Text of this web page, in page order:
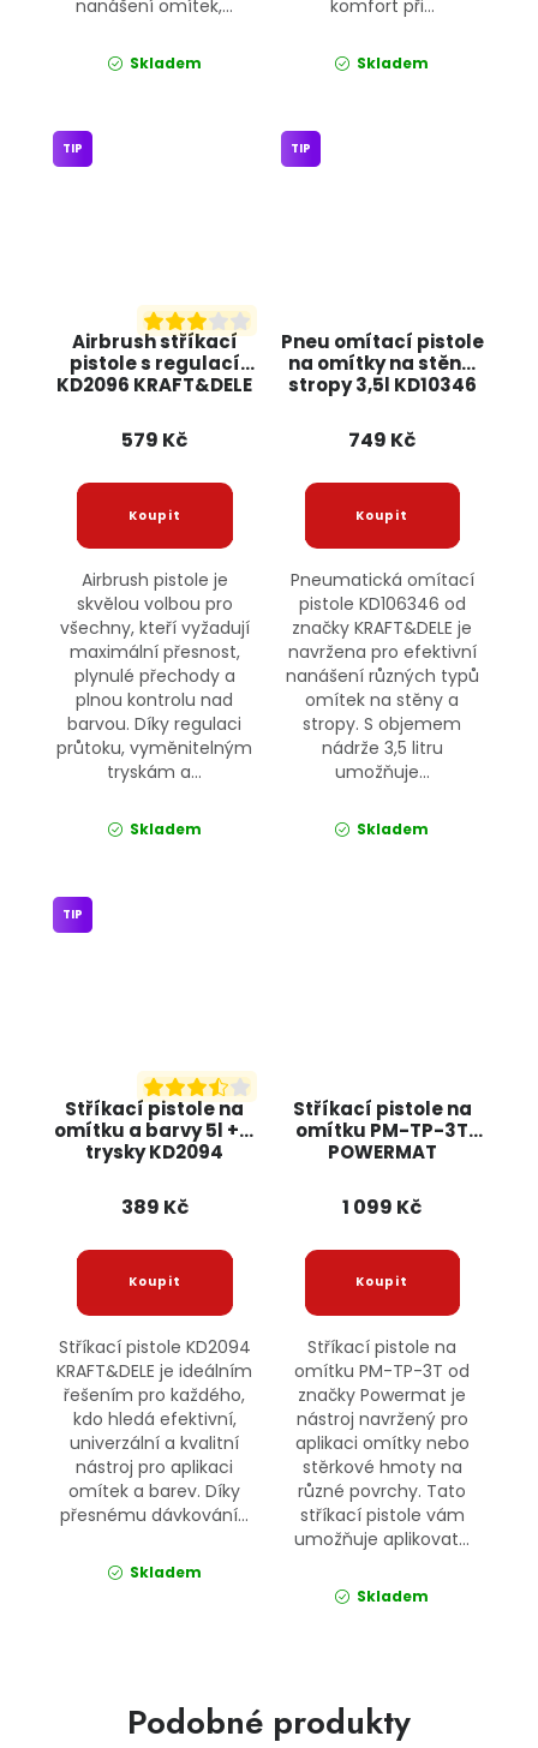
nanášení omítek,...
Skladem
komfort při...
Skladem
Airbrush stříkací
pistole s regulací
KD2096 KRAFT&DELE
TIP
579 Kč
Airbrush pistole je
skvělou volbou pro
všechny, kteří vyžadují
maximální přesnost,
plynulé přechody a
plnou kontrolu nad
barvou. Díky regulaci
průtoku, vyměnitelným
tryskám a...
Skladem
Pneu omítací pistole
na omítky na stěny,
stropy 3,5l KD10346
TIP
749 Kč
Pneumatická omítací
pistole KD106346 od
značky KRAFT&DELE je
navržena pro efektivní
nanášení různých typů
omítek na stěny a
stropy. S objemem
nádrže 3,5 litru
umožňuje...
Skladem
Stříkací pistole na
omítku a barvy 5l + 3
trysky KD2094
TIP
389 Kč
Stříkací pistole KD2094
KRAFT&DELE je ideálním
řešením pro každého,
kdo hledá efektivní,
univerzální a kvalitní
nástroj pro aplikaci
omítek a barev. Díky
přesnému dávkování...
Skladem
Stříkací pistole na
omítku PM-TP-3T
POWERMAT
1 099 Kč
Stříkací pistole na
omítku PM-TP-3T od
značky Powermat je
nástroj navržený pro
aplikaci omítky nebo
stěrkové hmoty na
různé povrchy. Tato
stříkací pistole vám
umožňuje aplikovat...
Skladem
Podobné produkty